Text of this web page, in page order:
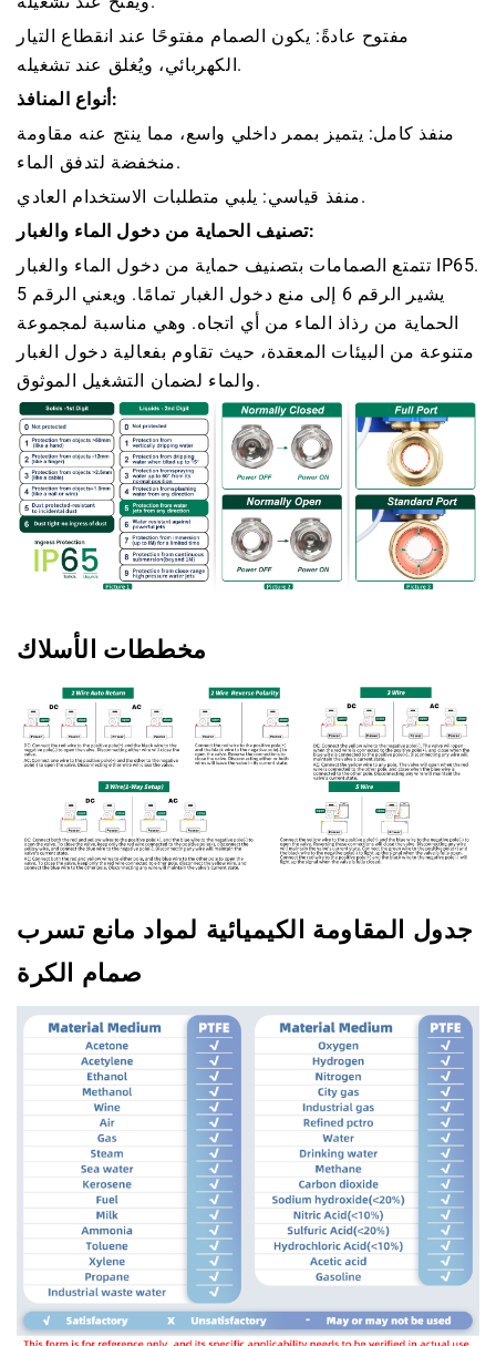
مفتوح عادةً: يكون الصمام مفتوحًا عند انقطاع التيار
الكهربائي، ويُغلق عند تشغيله.
أنواع المنافذ:
منفذ كامل: يتميز بممر داخلي واسع، مما ينتج عنه مقاومة
منخفضة لتدفق الماء.
منفذ قياسي: يلبي متطلبات الاستخدام العادي.
تصنيف الحماية من دخول الماء والغبار:
تتمتع الصمامات بتصنيف حماية من دخول الماء والغبار IP65.
يشير الرقم 6 إلى منع دخول الغبار تمامًا. ويعني الرقم 5
الحماية من رذاذ الماء من أي اتجاه. وهي مناسبة لمجموعة
متنوعة من البيئات المعقدة، حيث تقاوم بفعالية دخول الغبار
والماء لضمان التشغيل الموثوق.
مخططات الأسلاك
جدول المقاومة الكيميائية لمواد مانع تسرب
صمام الكرة